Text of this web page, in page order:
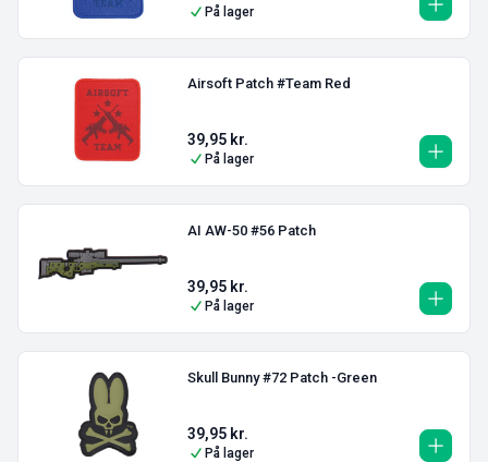
På lager
Airsoft Patch #Team Red
39,95 kr.
På lager
AI AW-50 #56 Patch
39,95 kr.
På lager
Skull Bunny #72 Patch -Green
39,95 kr.
På lager